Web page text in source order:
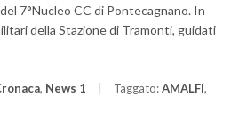
7°Nucleo CC di Pontecagnano. In
della Stazione di Tramonti, guidati
, News 1 Taggato:AMALFI,